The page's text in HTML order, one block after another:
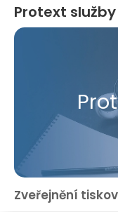
Protext služby
Zveřejnění